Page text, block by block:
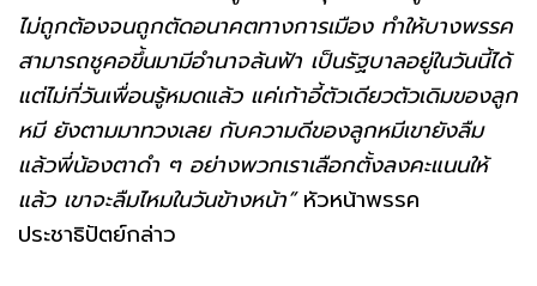
ไม่ถูกต้องจนถูกตัดอนาคตทางการเมือง ทำให้บางพรรค
สามารถชูคอขึ้นมามีอำนาจล้นฟ้า เป็นรัฐบาลอยู่ในวันนี้ได้
แต่ไม่กี่วันเพื่อนรู้หมดแล้ว แค่เก้าอี้ตัวเดียวตัวเดิมของลูก
หมี ยังตามมาทวงเลย กับความดีของลูกหมีเขายังลืม
แล้วพี่น้องตาดำ ๆ อย่างพวกเราเลือกตั้งลงคะแนนให้
แล้ว เขาจะลืมไหมในวันข้างหน้า”หัวหน้าพรรค
ประชาธิปัตย์กล่าว